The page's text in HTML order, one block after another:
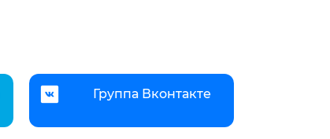
Группа Вконтакте